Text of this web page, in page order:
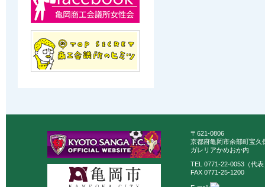
〒621-0806
京都府亀岡市余部町宝久
ガレリアかめおか内
TEL 0771-22-0053（代表
FAX 0771-25-1200